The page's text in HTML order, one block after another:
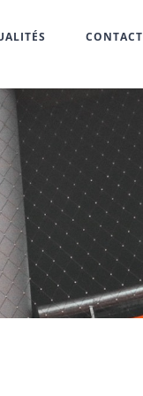
CONTACT